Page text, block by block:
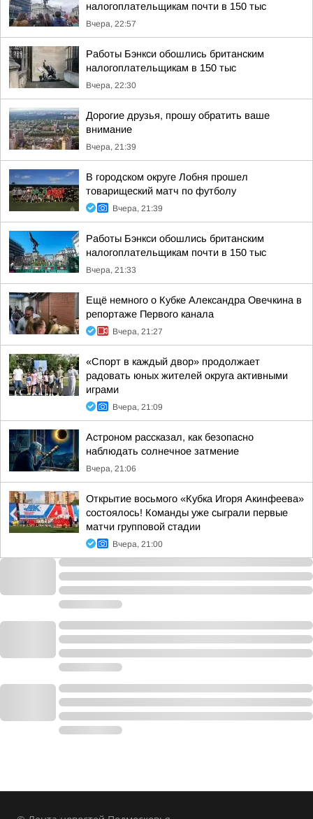
налогоплательщикам почти в 150 тыс
Вчера, 22:57
Работы Бэнкси обошлись британским
налогоплательщикам в 150 тыс
Вчера, 22:30
Дорогие друзья, прошу обратить ваше
внимание
Вчера, 21:39
В городском округе Лобня прошел
товарищеский матч по футболу
Вчера, 21:39
Работы Бэнкси обошлись британским
налогоплательщикам почти в 150 тыс
Вчера, 21:33
Ещё немного о Кубке Александра Овечкина в
репортаже Первого канала
Вчера, 21:27
«Спорт в каждый двор» продолжает
радовать юных жителей округа активными
играми
Вчера, 21:09
Астроном рассказал, как безопасно
наблюдать солнечное затмение
Вчера, 21:06
Открытие восьмого «Кубка Игоря Акинфеева»
состоялось! Команды уже сыграли первые
матчи групповой стадии
Вчера, 21:00